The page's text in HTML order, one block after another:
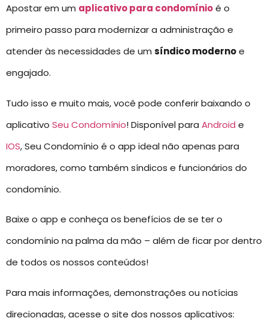
Apostar em um aplicativo para condomínioé o
primeiro passo para modernizar a administração e
atender às necessidades de um síndico modernoe
engajado.
Tudo isso e muito mais, você pode conferir baixando o
aplicativo Seu Condomínio! Disponível para Android e
IOS, Seu Condomínio é o app ideal não apenas para
moradores, como também síndicos e funcionários do
condomínio.
Baixe o app e conheça os benefícios de se ter o
condomínio na palma da mão – além de ficar por dentro
de todos os nossos conteúdos!
Para mais informações, demonstrações ou notícias
direcionadas, acesse o site dos nossos aplicativos: